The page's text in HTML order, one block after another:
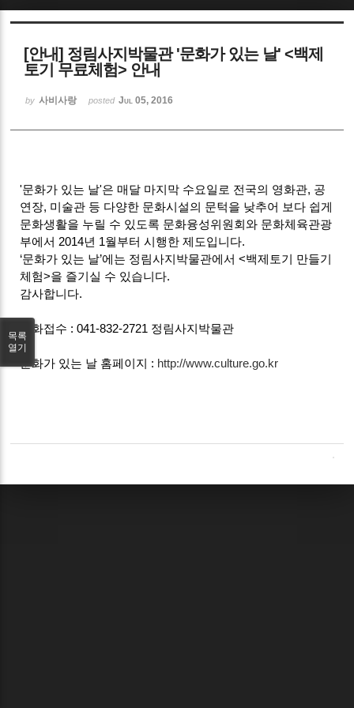
[안내] 정림사지박물관 '문화가 있는 날' <백제
토기 무료체험> 안내
by 사비사랑 posted Jul 05, 2016
'문화가 있는 날'은매달 마지막 수요일로 전국의 영화관, 공
연장, 미술관 등 다양한 문화시설의 문턱을 낮추어 보다 쉽게
문화생활을 누릴 수 있도록 문화융성위원회와 문화체육관광
부에서 2014년 1월부터 시행한 제도입니다.
‘문화가 있는 날’에는 정림사지박물관에서 <백제토기 만들기
체험>을 즐기실 수 있습니다.
감사합니다.
전화접수 : 041-832-2721 정림사지박물관
문화가 있는 날 홈페이지 : http://www.culture.go.kr
목록
열기
Sketchbook5, 스케치북5
Sketchbook5, 스케치북5